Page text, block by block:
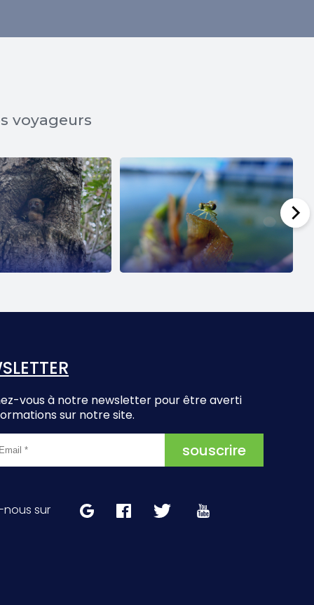
voyageurs
vous à notre newsletter pour être averti
sur notre site.
nous sur